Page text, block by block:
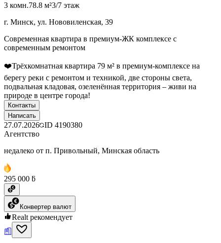
3 комн.78.8 м²3/7 этаж
г. Минск, ул. Нововиленская, 39
Современная квартира в премиум-ЖК комплексе с
современным ремонтом
❤️Трёхкомнатная квартира 79 м² в премиум-комплексе на
берегу реки с ремонтом и техникой, две стороны света,
подвальная кладовая, озеленённая территория – живи на
природе в центре города!
Контакты
Написать
27.07.2026 ID 4190380
Агентство
недалеко от п. Привольный, Минская область
295 000 ƃ
Конвертер валют
Realt рекомендует